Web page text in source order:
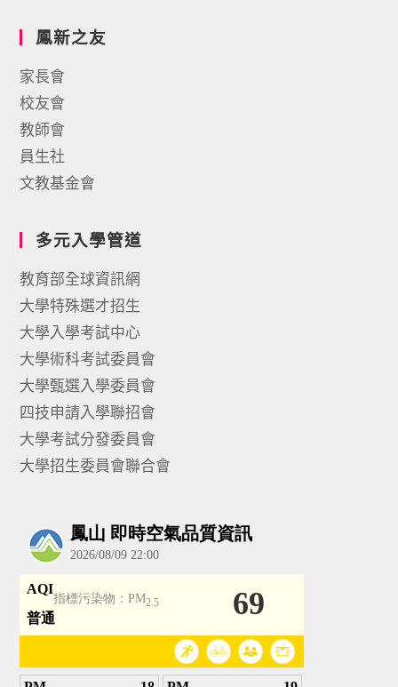
鳳新之友
家長會
校友會
教師會
員生社
文教基金會
多元入學管道
教育部全球資訊網
大學特殊選才招生
大學入學考試中心
大學術科考試委員會
大學甄選入學委員會
四技申請入學聯招會
大學考試分發委員會
大學招生委員會聯合會